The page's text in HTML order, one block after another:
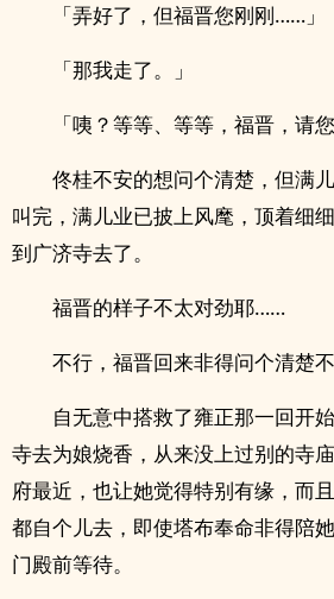
「弄好了，但福晋您刚刚……」
「那我走了。」
「咦？等等、等等，福晋，请
佟桂不安的想问个清楚，但满
叫完，满儿业已披上风麾，顶着细
到广济寺去了。
福晋的样子不太对劲耶……
不行，福晋回来非得问个清楚不
自无意中搭救了雍正那一回开
寺去为娘烧香，从来没上过别的寺
府最近，也让她觉得特别有缘，而
都自个儿去，即使塔布奉命非得陪
门殿前等待。